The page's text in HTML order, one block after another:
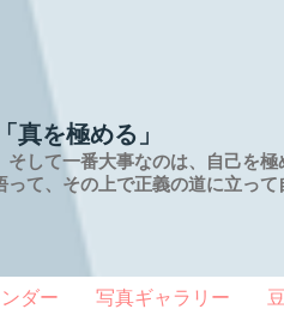
真を極める」
して一番大事なのは、自己を極
って、その上で正義の道に立って
ダー 写真ギャラリー